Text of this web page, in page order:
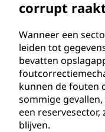
corrupt
Wanneer een
leiden tot
bevatten
kunnen de fouten
sommige
een
blijven.